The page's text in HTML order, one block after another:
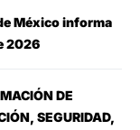
México informa
2026
DE
SEGURIDAD,